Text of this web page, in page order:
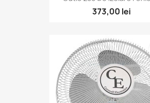
373,00 lei